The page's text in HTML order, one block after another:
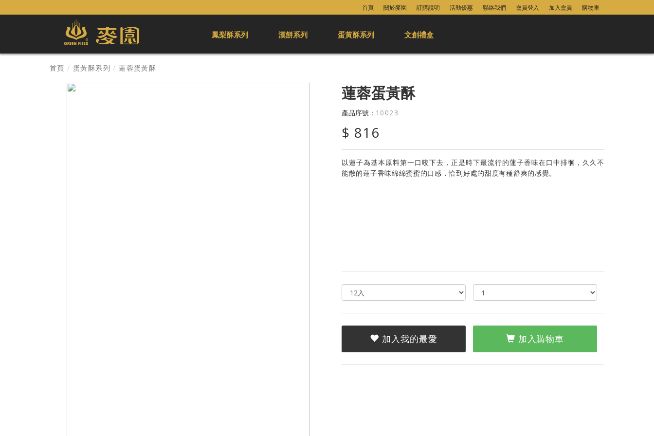
購物車
加入會員
會員登入
聯絡我們
活動優惠
訂購說明
關於麥園
首頁
鳳梨酥系列 漢餅系列 蛋黃酥系列 文創禮盒
首頁 /蛋黃酥系列 /蓮蓉蛋黃酥
蓮蓉蛋黃酥
產品序號： 10023
$ 816
以蓮子為基本原料第一口咬下去，正是時下最流行的蓮子香味在口中排徊，久久不
能散的蓮子香味綿綿蜜蜜的口感，恰到好處的甜度有種舒爽的感覺。
加入我的最愛 加入購物車